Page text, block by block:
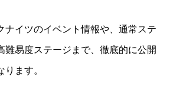
ナイツのイベント情報や、通常ステ
難易度ステージまで、徹底的に公開
ります。